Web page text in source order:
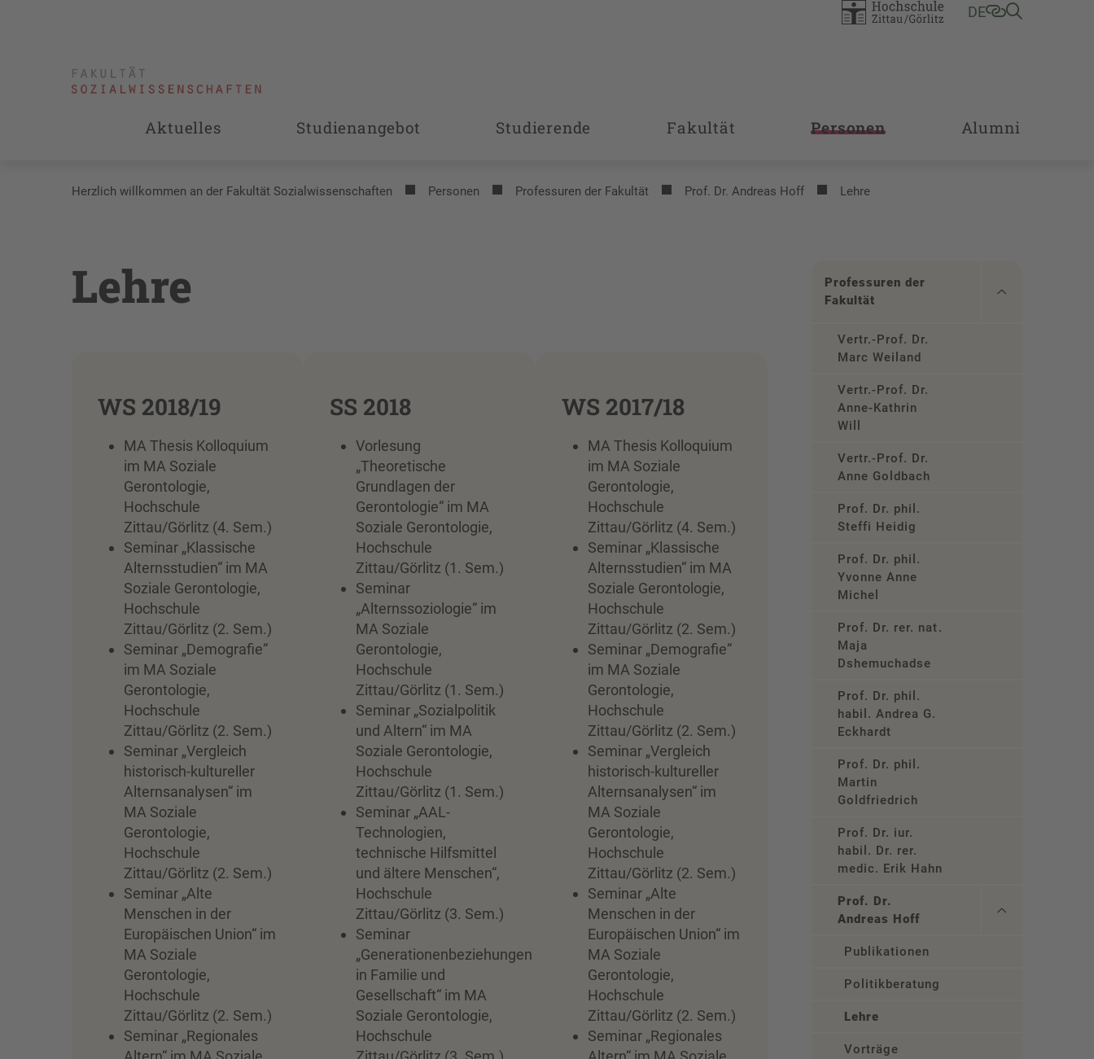
DE
Aktuelles Studienangebot Studierende Fakultät Personen Alumni
Herzlich willkommen an der Fakultät Sozialwissenschaften Personen Professuren der Fakultät Prof. Dr. Andreas Hoff Lehre
Lehre
WS 2018/19
MA Thesis Kolloquium
im MA Soziale
Gerontologie,
Hochschule
Zittau/Görlitz (4. Sem.)
Seminar „Klassische
Alternsstudien“ im MA
Soziale Gerontologie,
Hochschule
Zittau/Görlitz (2. Sem.)
Seminar „Demografie“
im MA Soziale
Gerontologie,
Hochschule
Zittau/Görlitz (2. Sem.)
Seminar „Vergleich
historisch-kultureller
Alternsanalysen“ im
MA Soziale
Gerontologie,
Hochschule
Zittau/Görlitz (2. Sem.)
Seminar „Alte
Menschen in der
Europäischen Union“ im
MA Soziale
Gerontologie,
Hochschule
Zittau/Görlitz (2. Sem.)
Seminar „Regionales
SS 2018
Vorlesung
„Theoretische
Grundlagen der
Gerontologie“ im MA
Soziale Gerontologie,
Hochschule
Zittau/Görlitz (1. Sem.)
Seminar
„Alternssoziologie“ im
MA Soziale
Gerontologie,
Hochschule
Zittau/Görlitz (1. Sem.)
Seminar „Sozialpolitik
und Altern“ im MA
Soziale Gerontologie,
Hochschule
Zittau/Görlitz (1. Sem.)
Seminar „AAL-
Technologien,
technische Hilfsmittel
und ältere Menschen“,
Hochschule
Zittau/Görlitz (3. Sem.)
Seminar
„Generationenbeziehungen
in Familie und
Gesellschaft“ im MA
Soziale Gerontologie,
Hochschule
WS 2017/18
MA Thesis Kolloquium
im MA Soziale
Gerontologie,
Hochschule
Zittau/Görlitz (4. Sem.)
Seminar „Klassische
Alternsstudien“ im MA
Soziale Gerontologie,
Hochschule
Zittau/Görlitz (2. Sem.)
Seminar „Demografie“
im MA Soziale
Gerontologie,
Hochschule
Zittau/Görlitz (2. Sem.)
Seminar „Vergleich
historisch-kultureller
Alternsanalysen“ im
MA Soziale
Gerontologie,
Hochschule
Zittau/Görlitz (2. Sem.)
Seminar „Alte
Menschen in der
Europäischen Union“ im
MA Soziale
Gerontologie,
Hochschule
Zittau/Görlitz (2. Sem.)
Seminar „Regionales
Professuren der
Fakultät
Vertr.-Prof. Dr.
Marc Weiland
Vertr.-Prof. Dr.
Anne-Kathrin
Will
Vertr.-Prof. Dr.
Anne Goldbach
Prof. Dr. phil.
Steffi Heidig
Prof. Dr. phil.
Yvonne Anne
Michel
Prof. Dr. rer. nat.
Maja
Dshemuchadse
Prof. Dr. phil.
habil. Andrea G.
Eckhardt
Prof. Dr. phil.
Martin
Goldfriedrich
Prof. Dr. iur.
habil. Dr. rer.
medic. Erik Hahn
Prof. Dr.
Andreas Hoff
Publikationen
Politikberatung
Lehre
Vorträge